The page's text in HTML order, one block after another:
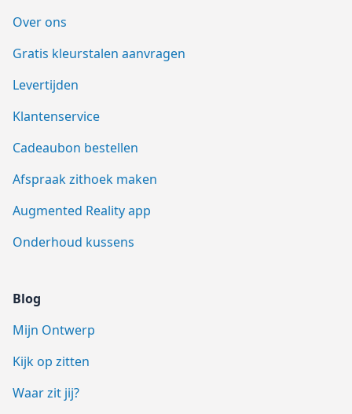
Over ons
Gratis kleurstalen aanvragen
Levertijden
Klantenservice
Cadeaubon bestellen
Afspraak zithoek maken
Augmented Reality app
Onderhoud kussens
Blog
Mijn Ontwerp
Kijk op zitten
Waar zit jij?